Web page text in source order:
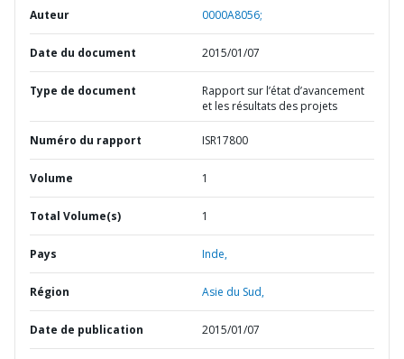
Auteur 0000A8056;
Date du document 2015/01/07
Type de document
Rapport sur l’état d’avancement
et les résultats des projets
Numéro du rapport ISR17800
Volume 1
Total Volume(s) 1
Pays Inde,
Région Asie du Sud,
Date de publication 2015/01/07